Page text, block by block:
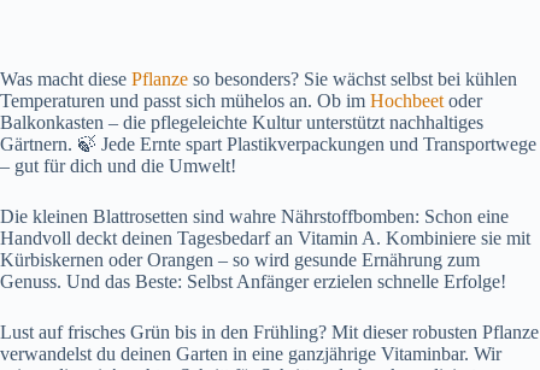
Was macht diese Pflanze so besonders? Sie wächst selbst bei kühlen
Temperaturen und passt sich mühelos an. Ob im Hochbeet oder
Balkonkasten – die pflegeleichte Kultur unterstützt nachhaltiges
Gärtnern. 🍃 Jede Ernte spart Plastikverpackungen und Transportwege
– gut für dich und die Umwelt!
Die kleinen Blattrosetten sind wahre Nährstoffbomben: Schon eine
Handvoll deckt deinen Tagesbedarf an Vitamin A. Kombiniere sie mit
Kürbiskernen oder Orangen – so wird gesunde Ernährung zum
Genuss. Und das Beste: Selbst Anfänger erzielen schnelle Erfolge!
Lust auf frisches Grün bis in den Frühling? Mit dieser robusten Pflanze
verwandelst du deinen Garten in eine ganzjährige Vitaminbar. Wir